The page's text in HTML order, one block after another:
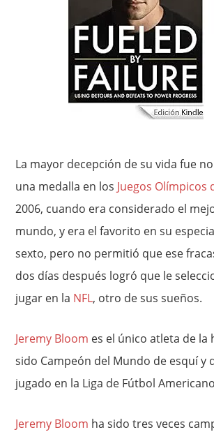
La mayor decepción de su vida fue
una medalla en los Juegos Olímpicos
2006, cuando era considerado el
mundo, y era el favorito en su
sexto, pero no permitió que ese
dos días después logró que le
jugar en la NFL, otro de sus sueños.
Jeremy Bloom es el único atleta de la
sido Campeón del Mundo de esquí y
jugado en la Liga de Fútbol
Jeremy Bloom ha sido tres veces